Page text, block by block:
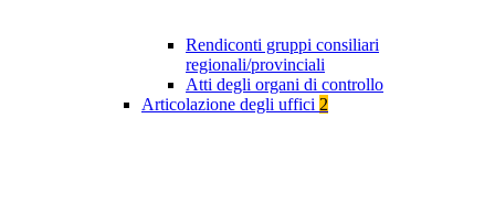
Rendiconti gruppi consiliari
regionali/provinciali
Atti degli organi di controllo
Articolazione degli uffici 2